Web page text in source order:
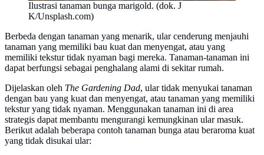
Ilustrasi tanaman bunga marigold. (dok. J
K/Unsplash.com)
Berbeda dengan tanaman yang menarik, ular cenderung menjauhi
tanaman yang memiliki bau kuat dan menyengat, atau yang
memiliki tekstur tidak nyaman bagi mereka. Tanaman-tanaman ini
dapat berfungsi sebagai penghalang alami di sekitar rumah.
Dijelaskan oleh The Gardening Dad, ular tidak menyukai tanaman
dengan bau yang kuat dan menyengat, atau tanaman yang memiliki
tekstur yang tidak nyaman. Menggunakan tanaman ini di area
strategis dapat membantu mengurangi kemungkinan ular masuk.
Berikut adalah beberapa contoh tanaman bunga atau beraroma kuat
yang tidak disukai ular: